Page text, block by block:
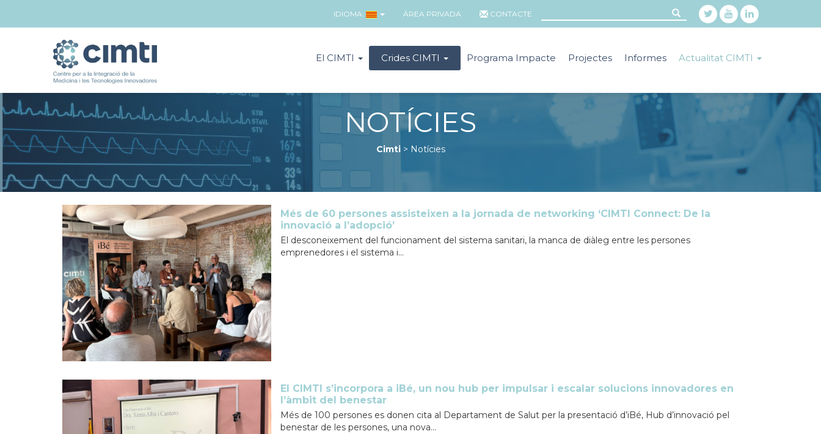
IDIOMA: ÀREA PRIVADA CONTACTE
El CIMTI Crides CIMTI Programa Impacte Projectes Informes Actualitat CIMTI
NOTÍCIES
Cimti> Notícies
Més de 60 persones assisteixen a la jornada de networking ‘CIMTI Connect: De la
innovació a l’adopció’
El desconeixement del funcionament del sistema sanitari, la manca de diàleg entre les persones
emprenedores i el sistema i...
El CIMTI s’incorpora a iBé, un nou hub per impulsar i escalar solucions innovadores en
l’àmbit del benestar
Més de 100 persones es donen cita al Departament de Salut per la presentació d’iBé, Hub d’innovació pel
benestar de les persones, una nova...